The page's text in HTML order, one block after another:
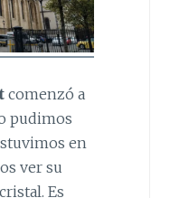
comenzó a
pudimos
en
ver su
Es